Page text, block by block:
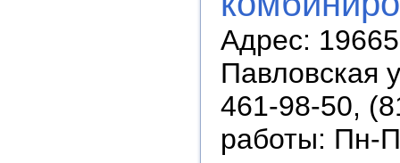
Адрес:
Павловская
461-98-50,
работы: Пн-